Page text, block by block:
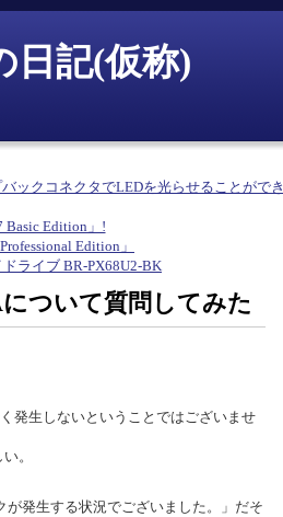
日記(仮称)
ックコネクタでLEDを光らせることができ
Basic Edition」!
Edition」
ライブ BR-PX68U2-BK
ついて質問してみた
発生しないということではございませ
。
が発生する状況でございました。」だそ